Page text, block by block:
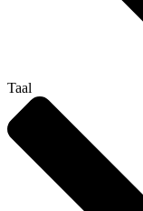
Taal